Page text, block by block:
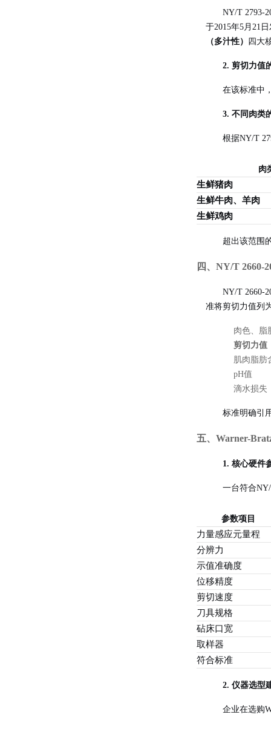
NY/T 2793-
于2015年5月21
（多汁性）
四大
2. 剪切力值
在该标准中
3. 不同肉类
根据NY/T
肉
生鲜猪肉
生鲜牛肉、羊肉
生鲜鸡肉
超出该范围
四、NY/T 2660-
NY/T 2660-
准将剪切力值列
肉色、脂
剪切力值
肌肉脂肪
pH值
滴水损失
标准明确引
五、 Warner-
1. 核心硬件
一台符合
参数项目
力量感应元量程
分辨力
示值准确度
位移精度
剪切速度
刀具规格
砧床口宽
取样器
符合标准
2. 仪器选型
企业在选购